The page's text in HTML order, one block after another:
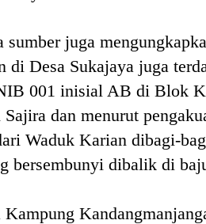
sumber juga
di Desa Sukajaya juga
001 inisial AB di Blok
Sajira dan menurut
Waduk Karian dibagi-
bersembunyi dibalik di